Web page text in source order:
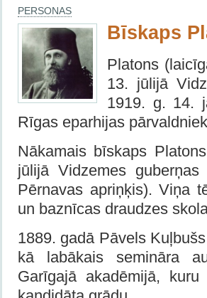
PERSONAS
Bīskaps
Platons
13. jūlijā
1919. g. 14.
Rīgas eparhijas
Nākamais bīskaps
jūlijā Vidzemes
Pērnavas apriņķis). Viņa
un baznīcas draudzes
1889. gadā Pāvels
kā labākais semināra
Garīgajā akadēmijā,